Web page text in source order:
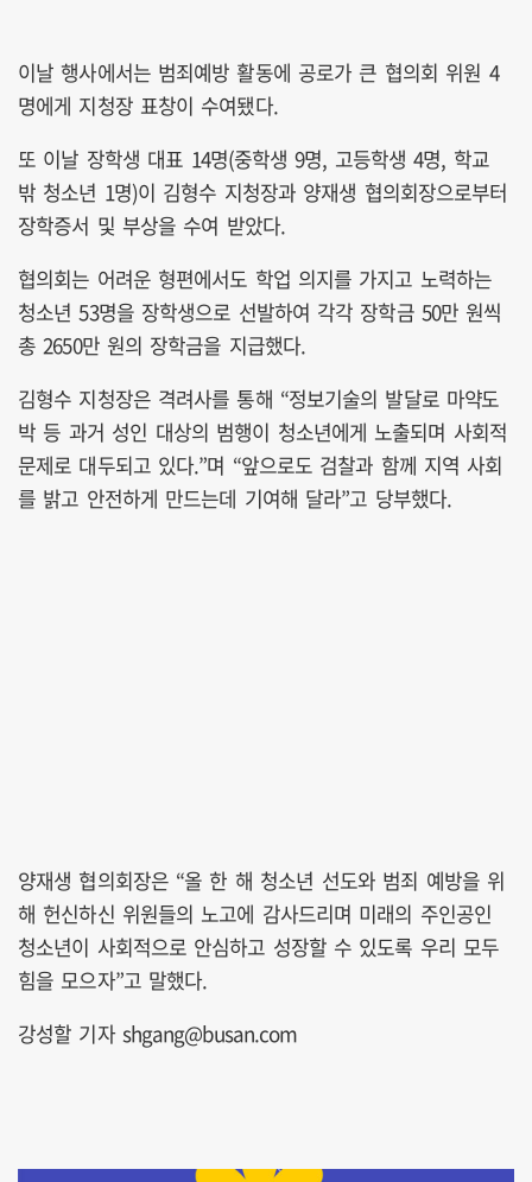
이날 행사에서는 범죄예방 활동에 공로가 큰 협의회 위원 4
명에게 지청장 표창이 수여됐다.
또 이날 장학생 대표 14명(중학생 9명, 고등학생 4명, 학교
밖 청소년 1명)이 김형수 지청장과 양재생 협의회장으로부터
장학증서 및 부상을 수여 받았다.
협의회는 어려운 형편에서도 학업 의지를 가지고 노력하는
청소년 53명을 장학생으로 선발하여 각각 장학금 50만 원씩
총 2650만 원의 장학금을 지급했다.
김형수 지청장은 격려사를 통해 “정보기술의 발달로 마약도
박 등 과거 성인 대상의 범행이 청소년에게 노출되며 사회적
문제로 대두되고 있다.”며 “앞으로도 검찰과 함께 지역 사회
를 밝고 안전하게 만드는데 기여해 달라”고 당부했다.
양재생 협의회장은 “올 한 해 청소년 선도와 범죄 예방을 위
해 헌신하신 위원들의 노고에 감사드리며 미래의 주인공인
청소년이 사회적으로 안심하고 성장할 수 있도록 우리 모두
힘을 모으자”고 말했다.
강성할 기자 shgang@busan.com